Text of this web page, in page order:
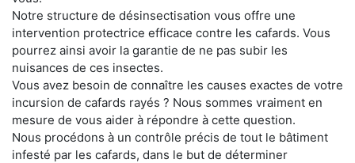
Notre structure de désinsectisation vous offre une
intervention protectrice efficace contre les cafards. Vous
pourrez ainsi avoir la garantie de ne pas subir les
nuisances de ces insectes.
Vous avez besoin de connaître les causes exactes de votre
incursion de cafards rayés ? Nous sommes vraiment en
mesure de vous aider à répondre à cette question.
Nous procédons à un contrôle précis de tout le bâtiment
infesté par les cafards, dans le but de déterminer